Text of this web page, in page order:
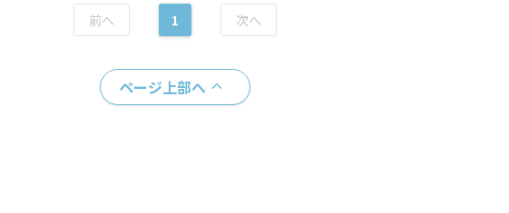
1
ページ上部へ